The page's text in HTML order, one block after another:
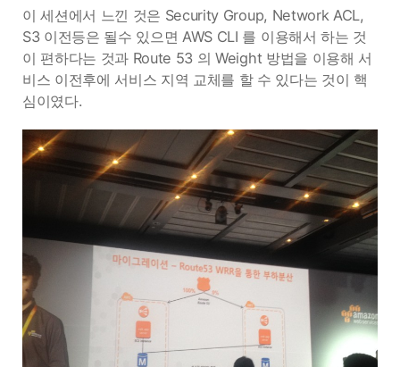
이 세션에서 느낀 것은 Security Group, Network ACL,
S3 이전등은 될수 있으면 AWS CLI 를 이용해서 하는 것
이 편하다는 것과 Route 53 의 Weight 방법을 이용해 서
비스 이전후에 서비스 지역 교체를 할 수 있다는 것이 핵
심이였다.